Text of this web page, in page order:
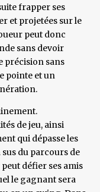
frapper ses
et projetées sur le
peut donc
sans devoir
précision sans
pointe et un
de jeu, ainsi
qui dépasse les
du parcours de
défier ses amis
le gagnant sera